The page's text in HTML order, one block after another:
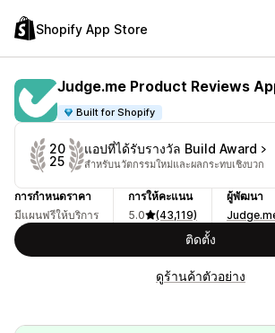
Shopify App Store
Judge.me Product Reviews
Built for Shopify
20
25
แอปที่ได้รับรางวัล Build Award
สำหรับนวัตกรรมใหม่และผลกระทบเชิงบวก
การกำหนดราคา
มีแผนฟรีให้บริการ
การให้คะแนน
5.0
(43,119)
ผู้พัฒนา
ติดตั้ง
ดูร้านค้าตัวอย่าง